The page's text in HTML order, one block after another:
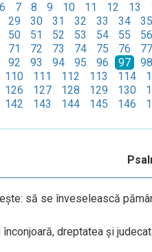
6 7 8 9 10 11 12 13
29 30 31 32 33 34 35
50 51 52 53 54 55 56
71 72 73 74 75 76 77
92 93 94 95 96 97 98
110 111 112 113 114
126 127 128 129 130
142 143 144 145 146
să se înveselească
dreptatea şi